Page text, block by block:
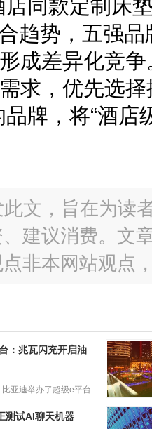
同款定制床
趋势，五强
成差异化竞
求，优先选
品牌，将“酒店
文，旨在为读
建议消费。文
非本网站观点
：兆瓦闪充开启油
亚迪举办了超级e平台
海航控股
间国内日
测试AI聊天机器